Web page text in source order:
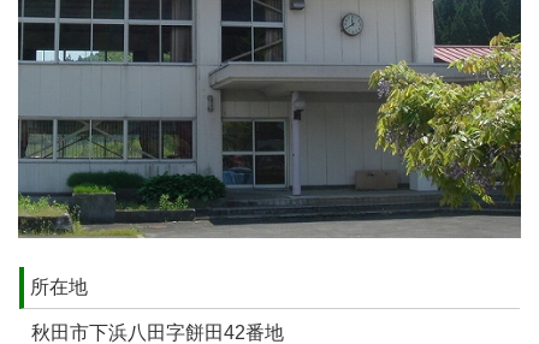
所在地
秋田市下浜八田字餅田42番地